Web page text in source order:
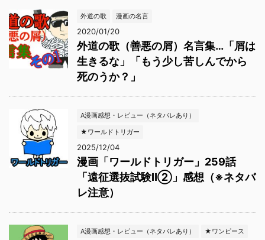
外道の歌 漫画の名言
2020/01/20
外道の歌（善悪の屑）名言集…「屑は
生きるな」「もう少し苦しんでから
死のうか？」
A漫画感想・レビュー（ネタバレあり）
★ワールドトリガー
2025/12/04
漫画「ワールドトリガー」259話
「遠征選抜試験Ⅱ②」感想（※ネタバ
レ注意）
A漫画感想・レビュー（ネタバレあり） ★ワンピース